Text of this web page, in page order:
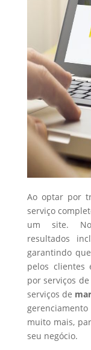
Ao optar por
serviço
um site.
resultados
garantindo
pelos clientes
por serviços de
serviços de
muito mais,
seu negócio.